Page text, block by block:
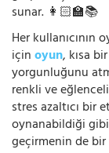
sunar. 👩🏻‍🏫📚
Her kullanıcının
içinoyun, kısa
yorgunluğunu
renkli ve
stres azaltıcı bir
oynanabildiği
geçirmenin de